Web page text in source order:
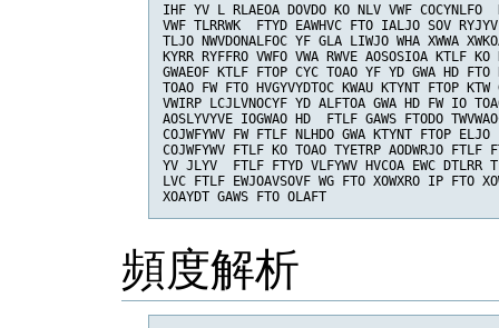
IHF YV L RLAEOA DOVDO KO NLV VWF COCYNLFO
VWF TLRRWK  FTYD EAWHVC FTO IALJO SOV
TLJO NWVDONALFOC YF GLA LIWJO WHA XWWA
KYRR RYFFRO VWFO VWA RWVE AOSOSIOA KTLF
GWAEOF KTLF FTOP CYC TOAO YF YD GWA HD
TOAO FW FTO HVGYVYDTOC KWAU KTYNT FTOP
VWIRP LCJLVNOCYF YD ALFTOA GWA HD FW IO
AOSLYVYVE IOGWAO HD  FTLF GAWS FTODO
COJWFYWV FW FTLF NLHDO GWA KTYNT FTOP ELJO
COJWFYWV FTLF KO TOAO TYETRP AODWRJO FTLF
YV JLYV  FTLF FTYD VLFYWV HVCOA EWC DTLRR
LVC FTLF EWJOAVSOVF WG FTO XOWXRO IP FTO
頻度解析